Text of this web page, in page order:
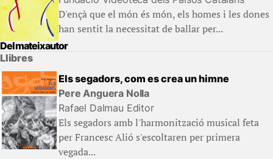
D'ençà que el món és món, els homes i les dones
han sentit la necessitat de ballar per...
Del mateix autor
Llibres
Els segadors, com es crea un himne
Pere Anguera Nolla
Rafael Dalmau Editor
Els segadors amb l'harmonització musical feta
per Francesc Alió s'escoltaren per primera
vegada...